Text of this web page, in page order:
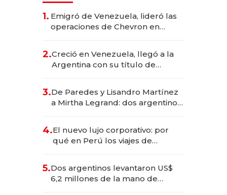
1. Emigró de Venezuela, lideró las
operaciones de Chevron en
2.Creció en Venezuela, llegó a la
Argentina con su título de
las marcas "fast premium"
3.De Paredes y Lisandro Martínez
a Mirtha Legrand: dos argentinos
4.El nuevo lujo corporativo: por
qué en Perú los viajes de
transformadoras
5.Dos argentinos levantaron US$
6,2 millones de la mano de